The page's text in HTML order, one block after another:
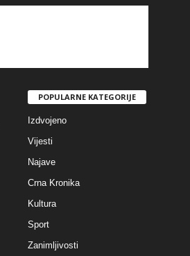
POPULARNE KATEGORIJE
Izdvojeno
Vijesti
Najave
Crna Kronika
Kultura
Sport
Zanimljivosti